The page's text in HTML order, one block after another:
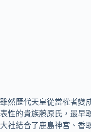
雖然歷代天皇從當權者變
表性的貴族藤原氏，最早
大社結合了鹿島神宮、香